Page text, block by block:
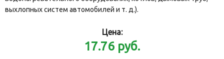
выхлопных систем автомобилей и т. д.).
Цена:
17.76 руб.